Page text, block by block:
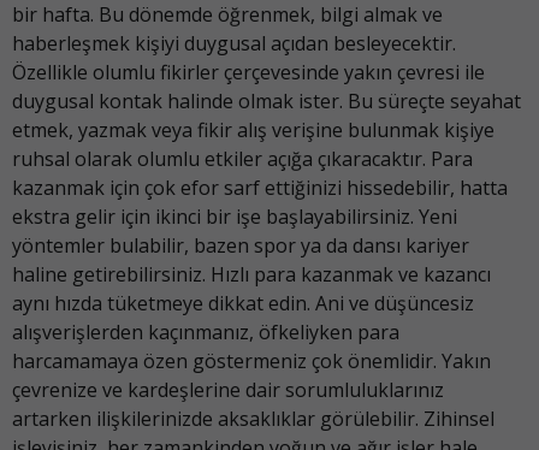
bir hafta. Bu dönemde öğrenmek, bilgi almak ve
haberleşmek kişiyi duygusal açıdan besleyecektir.
Özellikle olumlu fikirler çerçevesinde yakın çevresi ile
duygusal kontak halinde olmak ister. Bu süreçte seyahat
etmek, yazmak veya fikir alış verişine bulunmak kişiye
ruhsal olarak olumlu etkiler açığa çıkaracaktır. Para
kazanmak için çok efor sarf ettiğinizi hissedebilir, hatta
ekstra gelir için ikinci bir işe başlayabilirsiniz. Yeni
yöntemler bulabilir, bazen spor ya da dansı kariyer
haline getirebilirsiniz. Hızlı para kazanmak ve kazancı
aynı hızda tüketmeye dikkat edin. Ani ve düşüncesiz
alışverişlerden kaçınmanız, öfkeliyken para
harcamamaya özen göstermeniz çok önemlidir. Yakın
çevrenize ve kardeşlerine dair sorumluluklarınız
artarken ilişkilerinizde aksaklıklar görülebilir. Zihinsel